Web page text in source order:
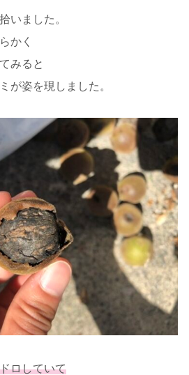
いました。
かく
みると
が姿を現しました。
ロしていて